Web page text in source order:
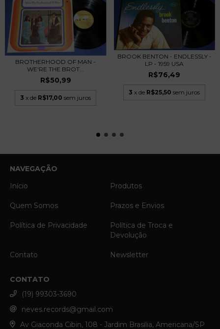
BROTHERHOOD OF MAN -
WE'RE THE BROT...
R$50,99
3 x de R$17,00 sem juros
BROOK BENTON - ENDLESSLY -
LP - 1959 USA
R$76,49
3 x de R$25,50 sem juros
NAVEGAÇÃO
Início
Produtos
Quem Somos Prazos e Envios
Política de Privacidade
Política de Troca e
Devolução
Contato Newsletter
CONTATO
(19) 99303-3690
neves.records@gmail.com
Av Giaconda Cibin, 108 - Jardim Brasilia, Americana/SP